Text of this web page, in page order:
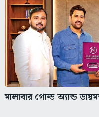
মালাবার গোল্ড অ্যান্ড